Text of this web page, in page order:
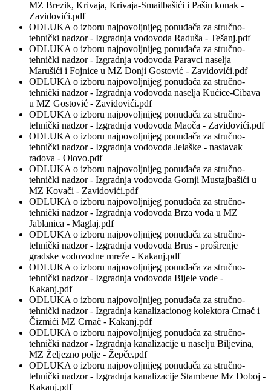
MZ Brezik, Krivaja, Krivaja-Smailbašići i Pašin konak -
Zavidovići.pdf
ODLUKA o izboru najpovoljnijeg ponuđača za stručno-
tehnički nadzor - Izgradnja vodovoda Raduša - Tešanj.pdf
ODLUKA o izboru najpovoljnijeg ponuđača za stručno-
tehnički nadzor - Izgradnja vodovoda Paravci naselja
Marušići i Fojnice u MZ Donji Gostović - Zavidovići.pdf
ODLUKA o izboru najpovoljnijeg ponuđača za stručno-
tehnički nadzor - Izgradnja vodovoda naselja Kućice-Cibava
u MZ Gostović - Zavidovići.pdf
ODLUKA o izboru najpovoljnijeg ponuđača za stručno-
tehnički nadzor - Izgradnja vodovoda Maoča - Zavidovići.pdf
ODLUKA o izboru najpovoljnijeg ponuđača za stručno-
tehnički nadzor - Izgradnja vodovoda Jelaške - nastavak
radova - Olovo.pdf
ODLUKA o izboru najpovoljnijeg ponuđača za stručno-
tehnički nadzor - Izgradnja vodovoda Gornji Mustajbašići u
MZ Kovači - Zavidovići.pdf
ODLUKA o izboru najpovoljnijeg ponuđača za stručno-
tehnički nadzor - Izgradnja vodovoda Brza voda u MZ
Jablanica - Maglaj.pdf
ODLUKA o izboru najpovoljnijeg ponuđača za stručno-
tehnički nadzor - Izgradnja vodovoda Brus - proširenje
gradske vodovodne mreže - Kakanj.pdf
ODLUKA o izboru najpovoljnijeg ponuđača za stručno-
tehnički nadzor - Izgradnja vodovoda Bijele vode -
Kakanj.pdf
ODLUKA o izboru najpovoljnijeg ponuđača za stručno-
tehnički nadzor - Izgradnja kanalizacionog kolektora Crnač i
Čizmići MZ Crnač - Kakanj.pdf
ODLUKA o izboru najpovoljnijeg ponuđača za stručno-
tehnički nadzor - Izgradnja kanalizacije u naselju Biljevina,
MZ Željezno polje - Žepče.pdf
ODLUKA o izboru najpovoljnijeg ponuđača za stručno-
tehnički nadzor - Izgradnja kanalizacije Stambene Mz Doboj -
Kakanj.pdf